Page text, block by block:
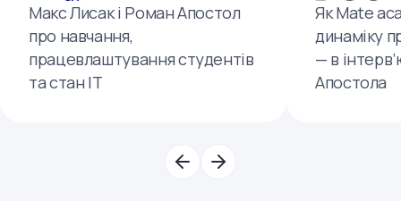
Макс Лисак і Роман Апостол
про навчання,
працевлаштування студентів
та стан ІТ
Як Mate
динаміку
— в
Апостола